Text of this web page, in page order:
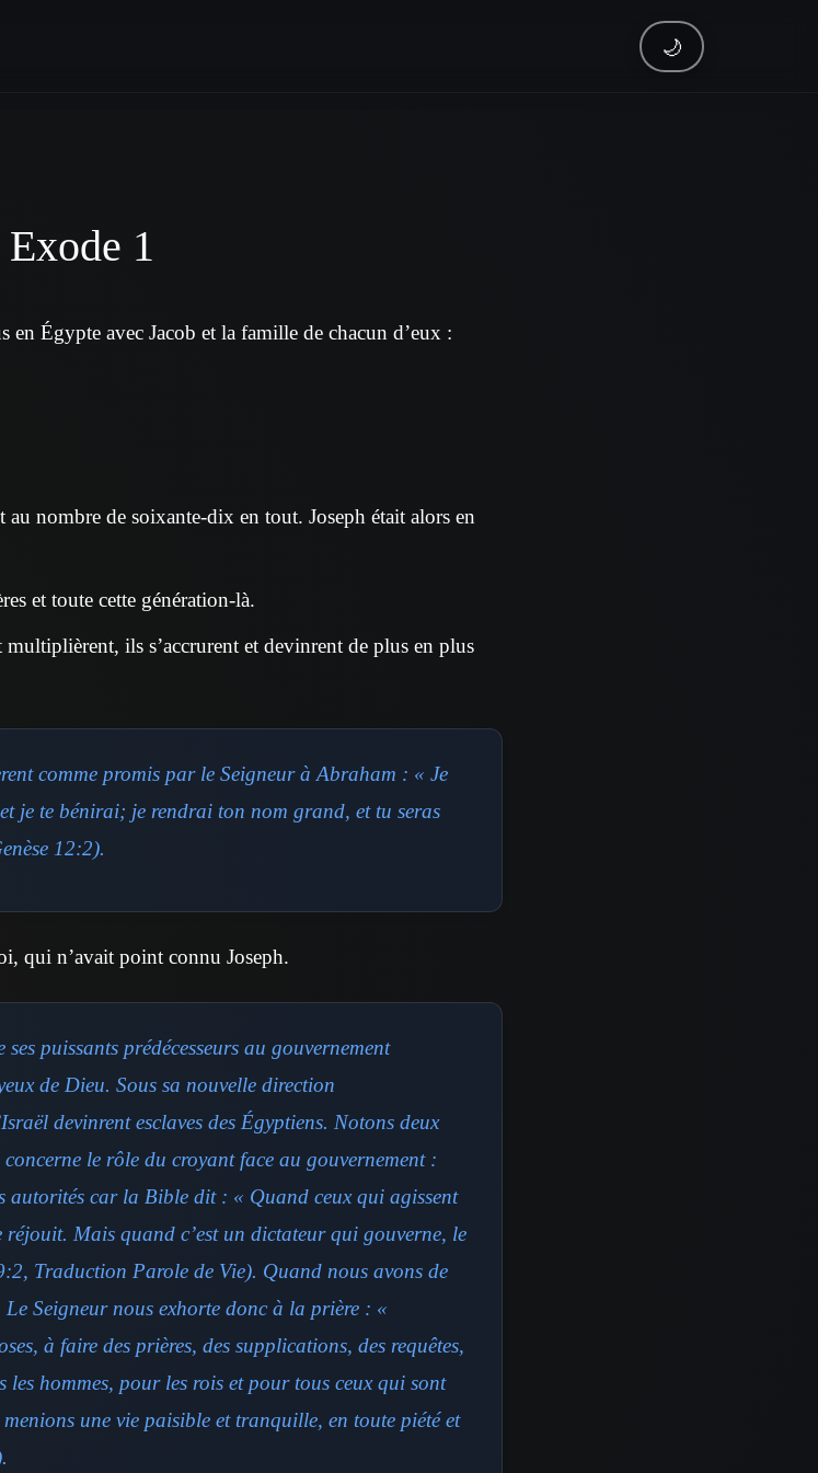
🌙
Exode 1
en Égypte avec Jacob et la famille de chacun d’eux :
au nombre de soixante-dix en tout. Joseph était alors en
et toute cette génération-là.
multiplièrent, ils s’accrurent et devinrent de plus en plus
comme promis par le Seigneur à Abraham : « Je
je te bénirai; je rendrai ton nom grand, et tu seras
12:2).
qui n’avait point connu Joseph.
puissants prédécesseurs au gouvernement
de Dieu. Sous sa nouvelle direction
devinrent esclaves des Égyptiens. Notons deux
le rôle du croyant face au gouvernement :
autorités car la Bible dit : « Quand ceux qui agissent
Mais quand c’est un dictateur qui gouverne, le
Traduction Parole de Vie). Quand nous avons de
Seigneur nous exhorte donc à la prière : «
à faire des prières, des supplications, des requêtes,
les hommes, pour les rois et pour tous ceux qui sont
une vie paisible et tranquille, en toute piété et